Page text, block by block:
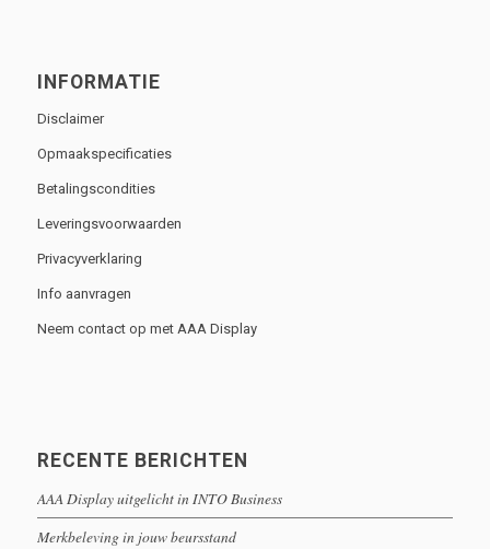
INFORMATIE
Disclaimer
Opmaakspecificaties
Betalingscondities
Leveringsvoorwaarden
Privacyverklaring
Info aanvragen
Neem contact op met AAA Display
RECENTE BERICHTEN
AAA Display uitgelicht in INTO Business
Merkbeleving in jouw beursstand